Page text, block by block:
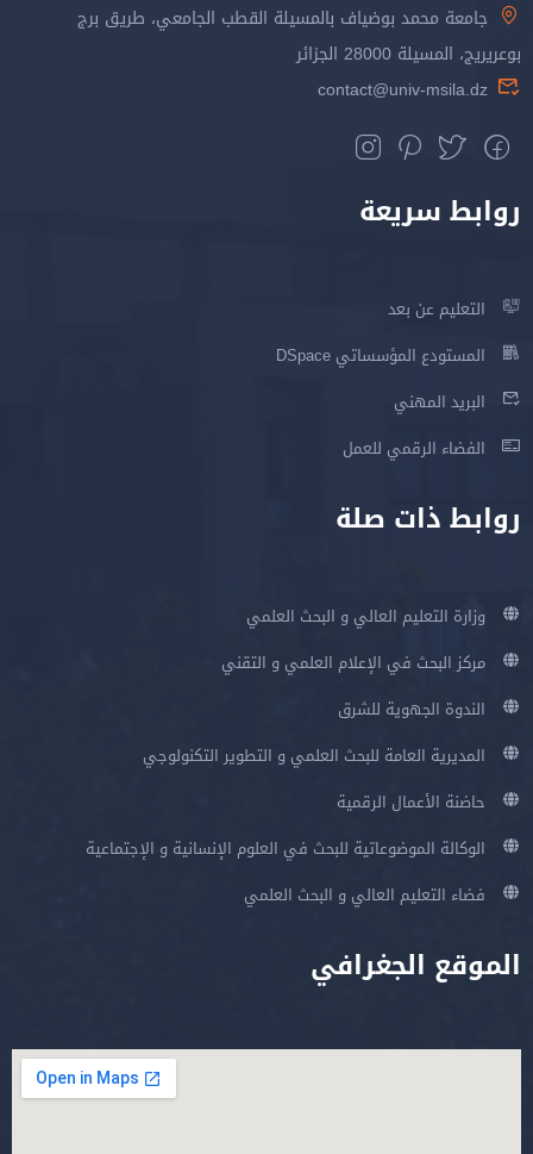
جامعة محمد بوضياف بالمسيلة القطب الجامعي، طريق برج
بوعريريج، المسيلة 28000 الجزائر
contact@univ-msila.dz
روابط سريعة
التعليم عن بعد
المستودع المؤسساتي DSpace
البريد المهني
الفضاء الرقمي للعمل
روابط ذات صلة
وزارة التعليم العالي و البحث العلمي
مركز البحث في الإعلام العلمي و التقني
الندوة الجهوية للشرق
المديرية العامة للبحث العلمي و التطوير التكنولوجي
حاضنة الأعمال الرقمية
الوكالة الموضوعاتية للبحث في العلوم الإنسانية و الإجتماعية
فضاء التعليم العالي و البحث العلمي
الموقع الجغرافي